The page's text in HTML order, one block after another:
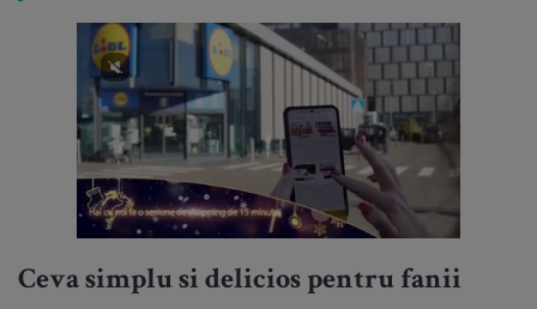
Ceva simplu si delicios pentru fanii